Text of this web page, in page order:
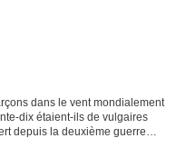
dans le vent mondialement
dix étaient-ils de vulgaires
depuis la deuxième guerre